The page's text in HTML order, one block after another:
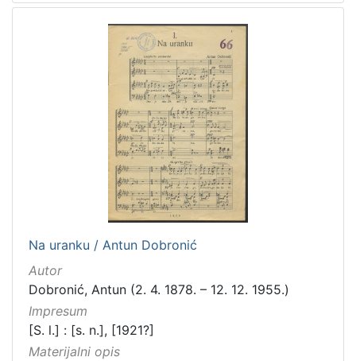
Na uranku / Antun Dobronić
Autor
Dobronić, Antun (2. 4. 1878. – 12. 12. 1955.)
Impresum
[S. l.] : [s. n.], [1921?]
Materijalni opis